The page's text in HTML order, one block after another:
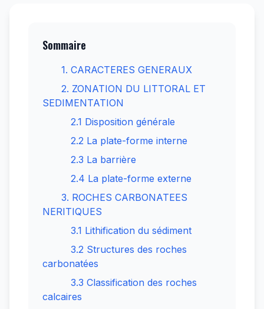
Sommaire
1. CARACTERES GENERAUX
2. ZONATION DU LITTORAL ET
SEDIMENTATION
2.1 Disposition générale
2.2 La plate-forme interne
2.3 La barrière
2.4 La plate-forme externe
3. ROCHES CARBONATEES
NERITIQUES
3.1 Lithification du sédiment
3.2 Structures des roches
carbonatées
3.3 Classification des roches
calcaires